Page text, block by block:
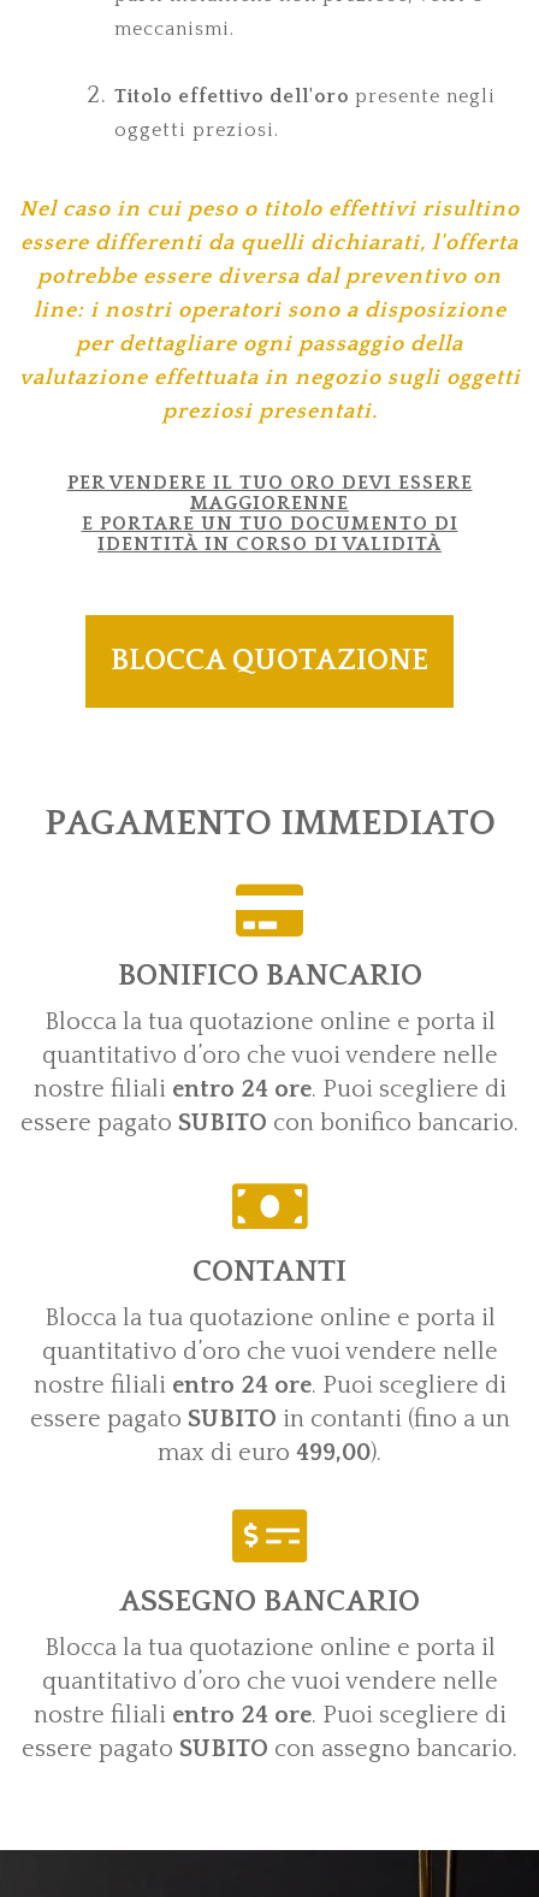
meccanismi.
Titolo effettivo dell'oro presente negli
oggetti preziosi.
Nel caso in cui peso o titolo effettivi risultino
essere differenti da quelli dichiarati, l'offerta
potrebbe essere diversa dal preventivo on
line: i nostri operatori sono a disposizione
per dettagliare ogni passaggio della
valutazione effettuata in negozio sugli oggetti
preziosi presentati.
PER VENDERE IL TUO ORO DEVI ESSERE
MAGGIORENNE
E PORTARE UN TUO DOCUMENTO DI
IDENTITÀ IN CORSO DI VALIDITÀ
BLOCCA QUOTAZIONE
PAGAMENTO IMMEDIATO
BONIFICO BANCARIO
Blocca la tua quotazione online e porta il
quantitativo d’oro che vuoi vendere nelle
nostre filiali entro 24 ore. Puoi scegliere di
essere pagato SUBITO con bonifico bancario.
CONTANTI
Blocca la tua quotazione online e porta il
quantitativo d’oro che vuoi vendere nelle
nostre filiali entro 24 ore. Puoi scegliere di
essere pagato SUBITO in contanti (fino a un
max di euro 499,00).
ASSEGNO BANCARIO
Blocca la tua quotazione online e porta il
quantitativo d’oro che vuoi vendere nelle
nostre filiali entro 24 ore. Puoi scegliere di
essere pagato SUBITO con assegno bancario.